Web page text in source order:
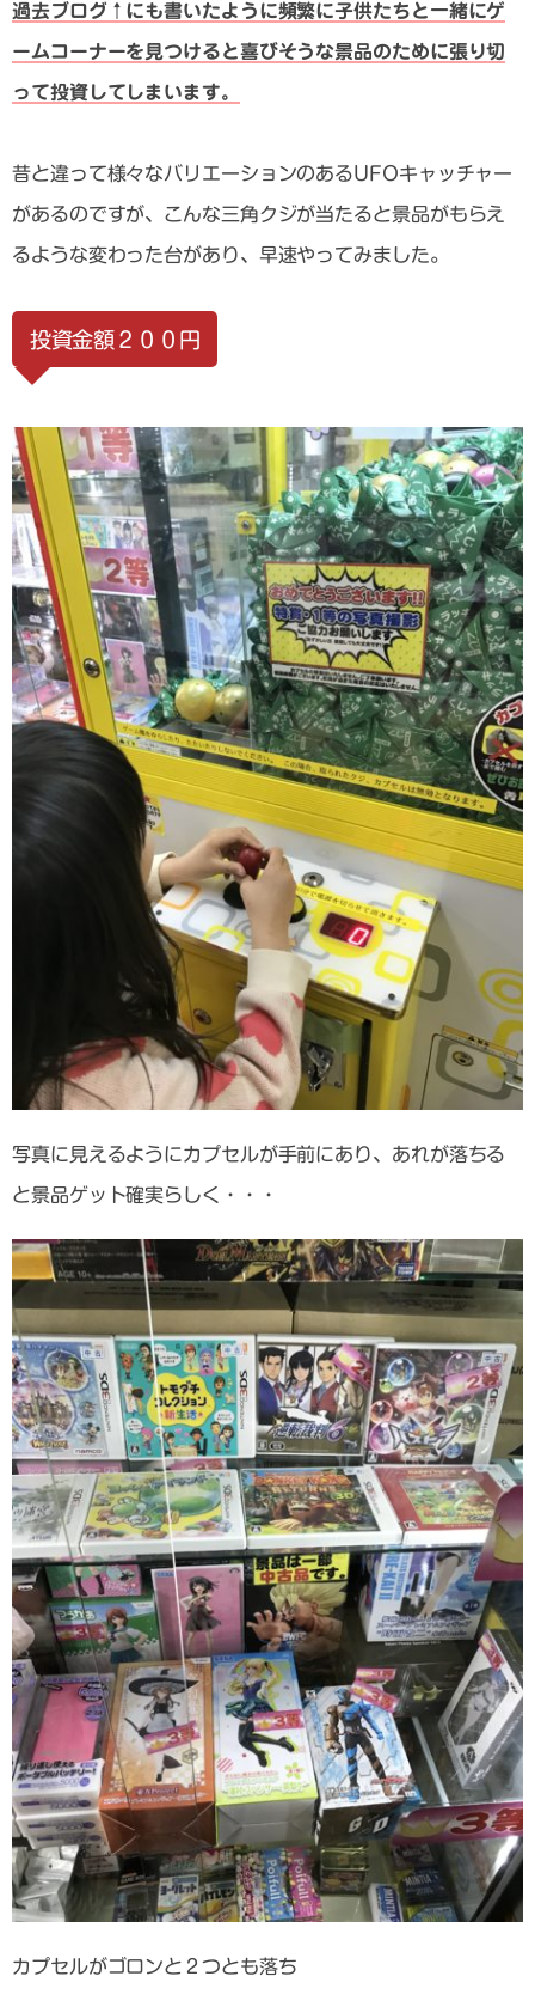
過去ブログ↑にも書いたように頻繁に子供たちと一緒にゲ
ームコーナーを見つけると喜びそうな景品のために張り切
って投資してしまいます。
昔と違って様々なバリエーションのあるUFOキャッチャー
があるのですが、こんな三角クジが当たると景品がもらえ
るような変わった台があり、早速やってみました。
投資金額２００円
写真に見えるようにカプセルが手前にあり、あれが落ちる
と景品ゲット確実らしく・・・
カプセルがゴロンと２つとも落ち